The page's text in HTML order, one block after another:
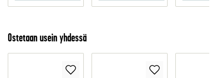
Ostetaan usein yhdessä